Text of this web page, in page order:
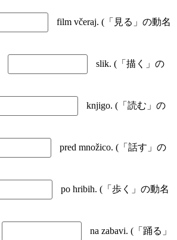
film včeraj. (「見る」の動名
slik. (「描く」の
knjigo. (「読む」の
pred množico. (「話す」の
po hribih. (「歩く」の動名
na zabavi. (「踊る」